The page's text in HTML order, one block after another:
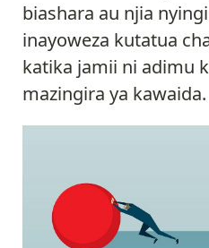
biashara au njia
inayoweza kutatua
katika jamii ni adimu
mazingira ya kawaida.